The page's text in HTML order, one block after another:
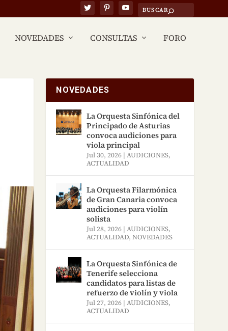
NOVEDADES CONSULTAS FORO
NOVEDADES
La Orquesta Sinfónica del
Principado de Asturias
convoca audiciones para
viola principal
Jul 30, 2026 |AUDICIONES,
ACTUALIDAD
La Orquesta Filarmónica
de Gran Canaria convoca
audiciones para violín
solista
Jul 28, 2026 |AUDICIONES,
ACTUALIDAD,NOVEDADES
La Orquesta Sinfónica de
Tenerife selecciona
candidatos para listas de
refuerzo de violín y viola
Jul 27, 2026 |AUDICIONES,
ACTUALIDAD